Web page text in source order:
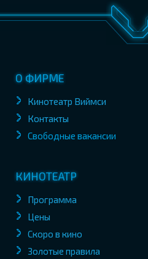
О ФИРМЕ
Кинотеатр Виймси
Контакты
Свободные вакансии
КИНОТЕАТР
Программа
Цены
Скоро в кино
Золотые правила